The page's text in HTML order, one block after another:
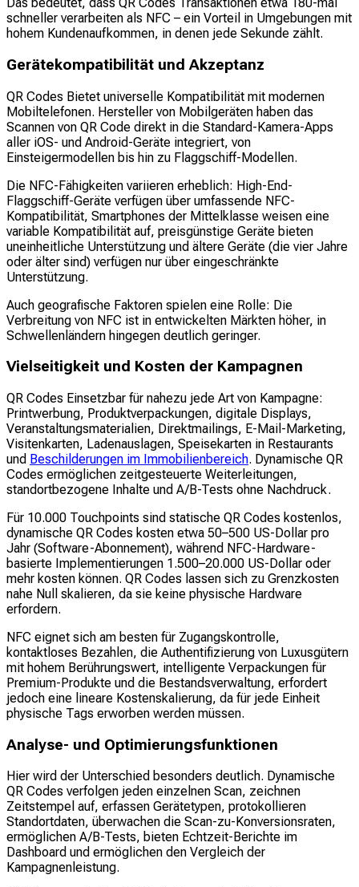
schneller verarbeiten als NFC – ein Vorteil in Umgebungen mit
hohem Kundenaufkommen, in denen jede Sekunde zählt.
Gerätekompatibilität und Akzeptanz
QR Codes Bietet universelle Kompatibilität mit modernen
Mobiltelefonen. Hersteller von Mobilgeräten haben das
Scannen von QR Code direkt in die Standard-Kamera-Apps
aller iOS- und Android-Geräte integriert, von
Einsteigermodellen bis hin zu Flaggschiff-Modellen.
Die NFC-Fähigkeiten variieren erheblich: High-End-
Flaggschiff-Geräte verfügen über umfassende NFC-
Kompatibilität, Smartphones der Mittelklasse weisen eine
variable Kompatibilität auf, preisgünstige Geräte bieten
uneinheitliche Unterstützung und ältere Geräte (die vier Jahre
oder älter sind) verfügen nur über eingeschränkte
Unterstützung.
Auch geografische Faktoren spielen eine Rolle: Die
Verbreitung von NFC ist in entwickelten Märkten höher, in
Schwellenländern hingegen deutlich geringer.
Vielseitigkeit und Kosten der Kampagnen
QR Codes Einsetzbar für nahezu jede Art von Kampagne:
Printwerbung, Produktverpackungen, digitale Displays,
Veranstaltungsmaterialien, Direktmailings, E-Mail-Marketing,
Visitenkarten, Ladenauslagen, Speisekarten in Restaurants
und Beschilderungen im Immobilienbereich. Dynamische QR
Codes ermöglichen zeitgesteuerte Weiterleitungen,
standortbezogene Inhalte und A/B-Tests ohne Nachdruck.
Für 10.000 Touchpoints sind statische QR Codes kostenlos,
dynamische QR Codes kosten etwa 50–500 US-Dollar pro
Jahr (Software-Abonnement), während NFC-Hardware-
basierte Implementierungen 1.500–20.000 US-Dollar oder
mehr kosten können. QR Codes lassen sich zu Grenzkosten
nahe Null skalieren, da sie keine physische Hardware
erfordern.
NFC eignet sich am besten für Zugangskontrolle,
kontaktloses Bezahlen, die Authentifizierung von Luxusgütern
mit hohem Berührungswert, intelligente Verpackungen für
Premium-Produkte und die Bestandsverwaltung, erfordert
jedoch eine lineare Kostenskalierung, da für jede Einheit
physische Tags erworben werden müssen.
Analyse- und Optimierungsfunktionen
Hier wird der Unterschied besonders deutlich. Dynamische
QR Codes verfolgen jeden einzelnen Scan, zeichnen
Zeitstempel auf, erfassen Gerätetypen, protokollieren
Standortdaten, überwachen die Scan-zu-Konversionsraten,
ermöglichen A/B-Tests, bieten Echtzeit-Berichte im
Dashboard und ermöglichen den Vergleich der
Kampagnenleistung.